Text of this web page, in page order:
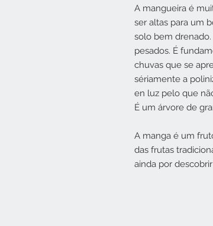
A mangueira é
ser altas para um
solo bem drenado.
pesados. É
chuvas que se
sériamente a
en luz pelo que
É um árvore de
A manga é um
das frutas
ainda por